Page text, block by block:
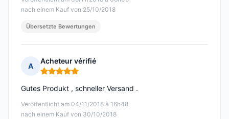
nach einem Kauf von 25/10/2018
Übersetzte Bewertungen
A
Acheteur vérifié
Hinweis: 5 von 5
Veröffentlicht am 04/11/2018 à 16h48
nach einem Kauf von 30/10/2018
Gutes Produkt , schneller Versand .